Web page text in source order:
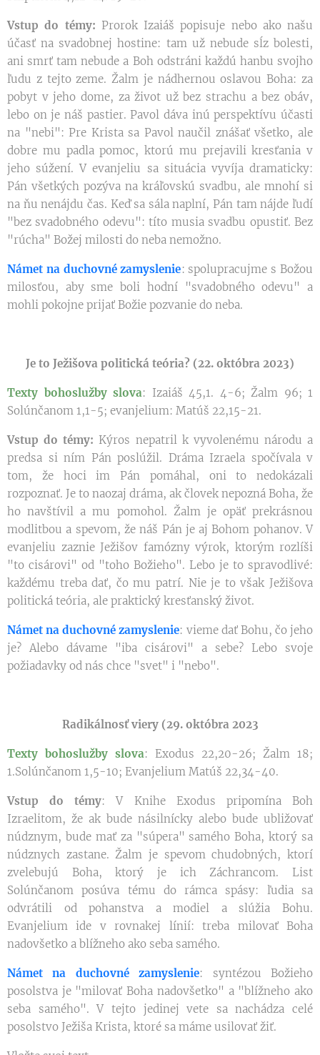
Vstup do témy: Prorok Izaiáš popisuje nebo ako našu
účasť na svadobnej hostine: tam už nebude sĺz bolesti,
ani smrť tam nebude a Boh odstráni každú hanbu svojho
ľudu z tejto zeme. Žalm je nádhernou oslavou Boha: za
pobyt v jeho dome, za život už bez strachu a bez obáv,
lebo on je náš pastier. Pavol dáva inú perspektívu účasti
na "nebi": Pre Krista sa Pavol naučil znášať všetko, ale
dobre mu padla pomoc, ktorú mu prejavili kresťania v
jeho súžení. V evanjeliu sa situácia vyvíja dramaticky:
Pán všetkých pozýva na kráľovskú svadbu, ale mnohí si
na ňu nenájdu čas. Keď sa sála naplní, Pán tam nájde ľudí
"bez svadobného odevu": títo musia svadbu opustiť. Bez
"rúcha" Božej milosti do neba nemožno.
Námet na duchovné zamyslenie: spolupracujme s Božou
milosťou, aby sme boli hodní "svadobného odevu" a
mohli pokojne prijať Božie pozvanie do neba.
Je to Ježišova politická teória? (22. októbra 2023)
Texty bohoslužby slova: Izaiáš 45,1. 4-6; Žalm 96; 1
Solúnčanom 1,1-5; evanjelium: Matúš 22,15-21.
Vstup do témy: Kýros nepatril k vyvolenému národu a
predsa si ním Pán poslúžil. Dráma Izraela spočívala v
tom, že hoci im Pán pomáhal, oni to nedokázali
rozpoznať. Je to naozaj dráma, ak človek nepozná Boha, že
ho navštívil a mu pomohol. Žalm je opäť prekrásnou
modlitbou a spevom, že náš Pán je aj Bohom pohanov. V
evanjeliu zaznie Ježišov famózny výrok, ktorým rozlíši
"to cisárovi" od "toho Božieho". Lebo je to spravodlivé:
každému treba dať, čo mu patrí. Nie je to však Ježišova
politická teória, ale praktický kresťanský život.
Námet na duchovné zamyslenie: vieme dať Bohu, čo jeho
je? Alebo dávame "iba cisárovi" a sebe? Lebo svoje
požiadavky od nás chce "svet" i "nebo".
Radikálnosť viery (29. októbra 2023
Texty bohoslužby slova: Exodus 22,20-26; Žalm 18;
1.Solúnčanom 1,5-10; Evanjelium Matúš 22,34-40.
Vstup do témy: V Knihe Exodus pripomína Boh
Izraelitom, že ak bude násilnícky alebo bude ubližovať
núdznym, bude mať za "súpera" samého Boha, ktorý sa
núdznych zastane. Žalm je spevom chudobných, ktorí
zvelebujú Boha, ktorý je ich Záchrancom. List
Solúnčanom posúva tému do rámca spásy: ľudia sa
odvrátili od pohanstva a modiel a slúžia Bohu.
Evanjelium ide v rovnakej línií: treba milovať Boha
nadovšetko a blížneho ako seba samého.
Námet na duchovné zamyslenie: syntézou Božieho
posolstva je "milovať Boha nadovšetko" a "blížneho ako
seba samého". V tejto jedinej vete sa nachádza celé
posolstvo Ježiša Krista, ktoré sa máme usilovať žiť.